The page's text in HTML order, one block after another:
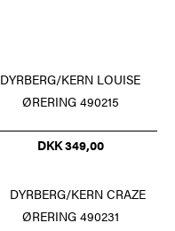
DYRBERG/KERN LOUISE
ØRERING 490215
DKK 349,00